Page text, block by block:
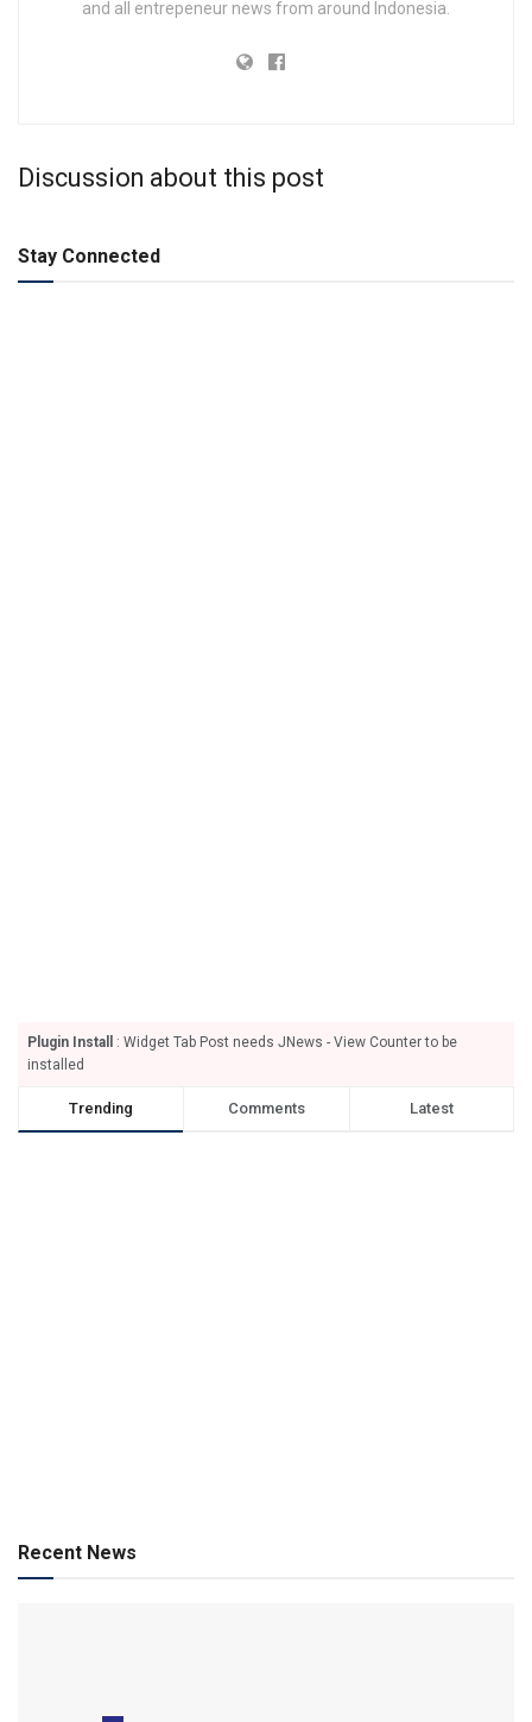
and all entrepeneur news from around Indonesia.
Discussion about this post
Stay Connected
Plugin Install
: Widget Tab Post needs JNews - View Counter to be
installed
Trending Comments Latest
Recent News